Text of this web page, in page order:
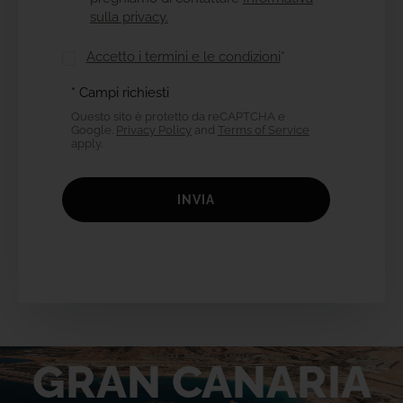
sulla privacy.
Accetto i termini e le condizioni*
* Campi richiesti
Questo sito è protetto da reCAPTCHA e
Google. Privacy Policy and Terms of Service
apply.
INVIA
GRAN CANARIA